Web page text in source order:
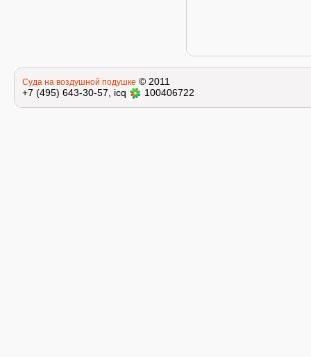
Суда на воздушной подушке © 2011
+7 (495) 643-30-57, icq
100406722